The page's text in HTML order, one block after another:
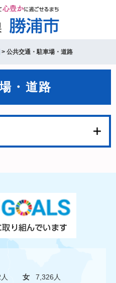
> 公共交通・駐車場・道路
・道路
女
7,326人